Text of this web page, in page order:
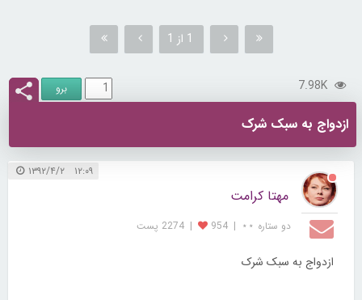
1 از 1
7.98K
ازدواج به سبک شرک
۱۲:۰۹ ۱۳۹۲/۴/۲
مهتا کرامت
دو ستاره ⋆⋆ |
954
| 2274 پست
ازدواج به سبک شرک